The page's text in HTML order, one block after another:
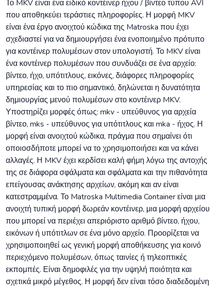
Το MKV είναι ένα ειδικό κοντέινερ ήχου / βίντεο τύπου AVI
που αποθηκεύει τεράστιες πληροφορίες. Η μορφή MKV
είναι ένα έργο ανοιχτού κώδικα της Matroska που έχει
σχεδιαστεί για να δημιουργήσει ένα ενοποιημένο πρότυπο
για κοντέινερ πολυμέσων στον υπολογιστή. Το MKV είναι
ένα κοντέινερ πολυμέσων που συνδυάζει σε ένα αρχείο:
βίντεο, ήχο, υπότιτλους, εικόνες, διάφορες πληροφορίες
υπηρεσίας και το πιο σημαντικό, δηλώνεται η δυνατότητα
δημιουργίας μενού πολυμέσων στο κοντέινερ MKV.
Υποστηρίζει μορφές όπως: mkv - υπεύθυνος για αρχεία
βίντεο, mks - υπεύθυνος για υπότιτλους και mka - ήχος. Η
μορφή είναι ανοιχτού κώδικα, πράγμα που σημαίνει ότι
οποιοσδήποτε μπορεί να το χρησιμοποιήσει και να κάνει
αλλαγές. Η MKV έχει κερδίσει καλή φήμη λόγω της αντοχής
της σε διάφορα σφάλματα και σφάλματα και την πιθανότητα
επείγουσας ανάκτησης αρχείων, ακόμη και αν είναι
κατεστραμμένα. Το Matroska Multimedia Container είναι μια
ανοιχτή τυπική μορφή δωρεάν κοντέινερ, μια μορφή αρχείου
που μπορεί να περιέχει απεριόριστο αριθμό βίντεο, ήχου,
εικόνων ή υπότιτλων σε ένα μόνο αρχείο. Προορίζεται να
χρησιμοποιηθεί ως γενική μορφή αποθήκευσης για κοινό
περιεχόμενο πολυμέσων, όπως ταινίες ή τηλεοπτικές
εκπομπές. Είναι δημοφιλές για την υψηλή ποιότητα και
σχετικά μικρό μέγεθος. Η μορφή δεν είναι τόσο διαδεδομένη